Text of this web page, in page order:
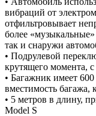
вибраций от
отфильтровывает
более
так и снаружи
• Подрулевой
крутящего момента,
• Багажник имеет
вместимость багажа,
• 5 метров в длину,
Model S